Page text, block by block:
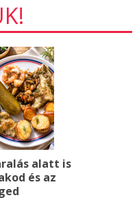
alatt is
és az